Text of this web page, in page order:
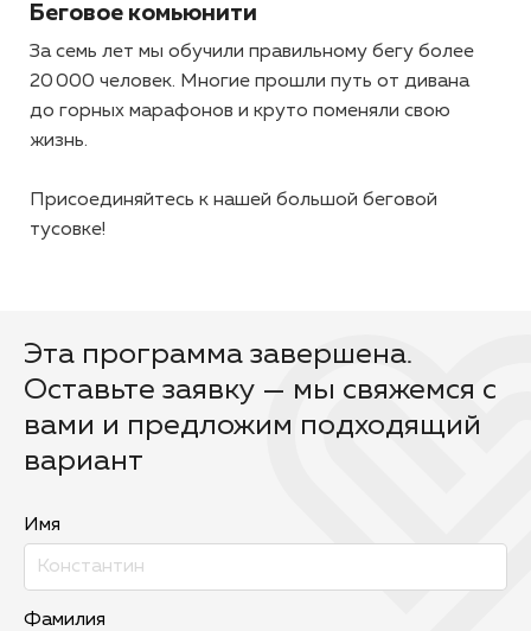
Беговое комьюнити
За семь лет мы обучили правильному бегу более
20 000 человек. Многие прошли путь от дивана
до горных марафонов и круто поменяли свою
жизнь.
Присоединяйтесь к нашей большой беговой
тусовке!
Эта программа завершена.
Оставьте заявку — мы свяжемся с
вами и предложим подходящий
вариант
Имя
Фамилия